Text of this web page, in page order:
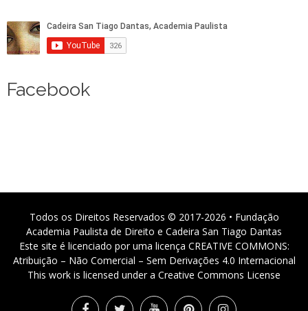
Facebook
Todos os Direitos Reservados © 2017-2026 • Fundação
Academia Paulista de Direito e Cadeira San Tiago Dantas
Este site é licenciado por uma licença CREATIVE COMMONS:
Atribuição – Não Comercial – Sem Derivações 4.0 Internacional
This work is licensed under a Creative Commons License